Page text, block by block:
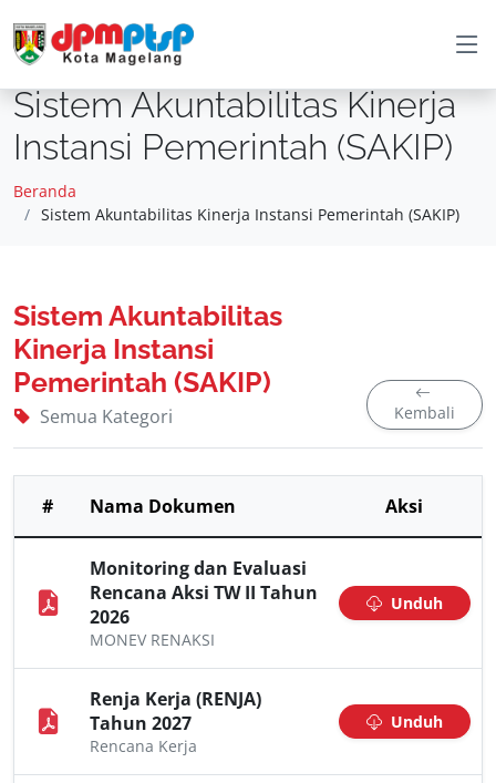
Sistem Akuntabilitas Kinerja
Instansi Pemerintah (SAKIP)
Beranda
Sistem Akuntabilitas Kinerja Instansi Pemerintah (SAKIP)
Sistem Akuntabilitas
Kinerja Instansi
Pemerintah (SAKIP)
Semua Kategori Kembali
# Nama Dokumen Aksi
Monitoring dan Evaluasi
Rencana Aksi TW II Tahun
2026
MONEV RENAKSI
Unduh
Renja Kerja (RENJA)
Tahun 2027
Rencana Kerja
Unduh